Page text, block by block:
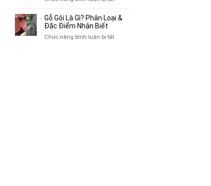
Giá
Tại
Mua
Quần
Cũ
Cà
Gì?
Gỗ Gội Là Gì? Phân Loại &
Đặc Điểm Nhận Biết
Chức năng bình luận bị tắtở